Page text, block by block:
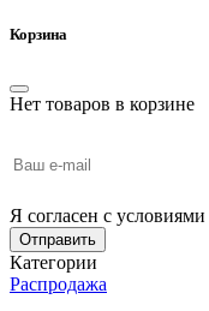
Корзина
Нет товаров в корзине
Я согласен с условиями
Отправить
Категории
Распродажа